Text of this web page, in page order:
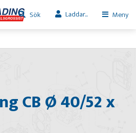
Sök Laddar... Meny
CB Ø 40/52 x